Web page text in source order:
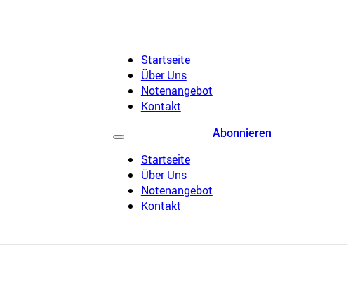
Startseite
Über Uns
Notenangebot
Kontakt
Startseite
Über Uns
Notenangebot
Kontakt
Abonnieren